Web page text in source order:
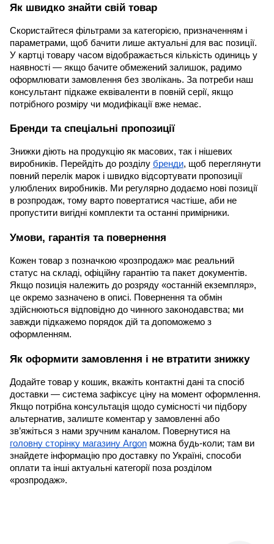
Як швидко знайти свій товар
Скористайтеся фільтрами за категорією, призначенням і
параметрами, щоб бачити лише актуальні для вас позиції.
У картці товару часом відображається кількість одиниць у
наявності — якщо бачите обмежений залишок, радимо
оформлювати замовлення без зволікань. За потреби наш
консультант підкаже еквіваленти в повній серії, якщо
потрібного розміру чи модифікації вже немає.
Бренди та спеціальні пропозиції
Знижки діють на продукцію як масових, так і нішевих
виробників. Перейдіть до розділу бренди, щоб переглянути
повний перелік марок і швидко відсортувати пропозиції
улюблених виробників. Ми регулярно додаємо нові позиції
в розпродаж, тому варто повертатися частіше, аби не
пропустити вигідні комплекти та останні примірники.
Умови, гарантія та повернення
Кожен товар з позначкою «розпродаж» має реальний
статус на складі, офіційну гарантію та пакет документів.
Якщо позиція належить до розряду «останній екземпляр»,
це окремо зазначено в описі. Повернення та обмін
здійснюються відповідно до чинного законодавства; ми
завжди підкажемо порядок дій та допоможемо з
оформленням.
Як оформити замовлення і не втратити знижку
Додайте товар у кошик, вкажіть контактні дані та спосіб
доставки — система зафіксує ціну на момент оформлення.
Якщо потрібна консультація щодо сумісності чи підбору
альтернатив, залиште коментар у замовленні або
зв’яжіться з нами зручним каналом. Повернутися на
головну сторінку магазину Argon можна будь-коли; там ви
знайдете інформацію про доставку по Україні, способи
оплати та інші актуальні категорії поза розділом
«розпродаж».